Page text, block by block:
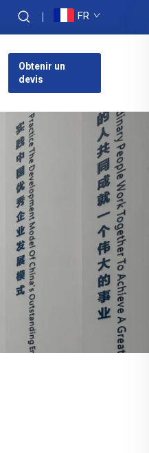
FR
Obtenir un
devis